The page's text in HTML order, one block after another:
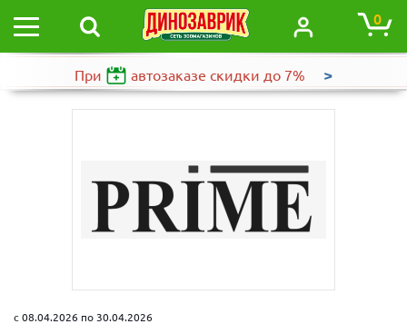
0
При автозаказе скидки до 7% >
c 08.04.2026 по 30.04.2026